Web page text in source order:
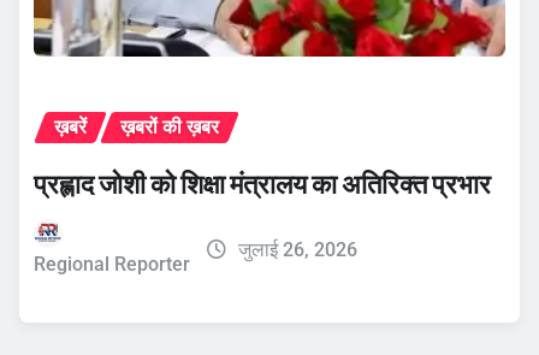
ख़बरें ख़बरों की ख़बर
प्रह्लाद जोशी को शिक्षा मंत्रालय का अतिरिक्त प्रभार
Regional Reporter
जुलाई 26, 2026